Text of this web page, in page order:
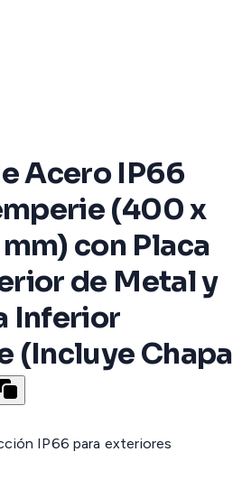
Acero IP66
(400 x
con Placa
de Metal y
Inferior
(Incluye Chapa
IP66 para exteriores